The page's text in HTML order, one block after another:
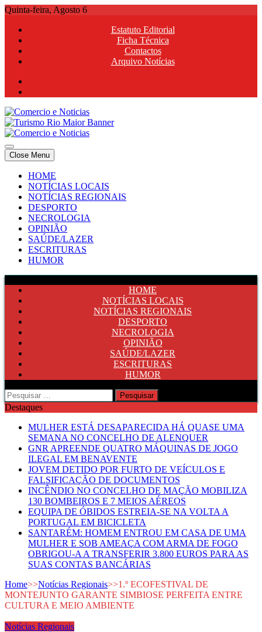
Skip
content
Quinta-feira, Agosto 6
Estatuto Editorial
Ficha Técnica
Contactos
Arquivo Notícias
Comercio e Noticias
Notícias e Publicidade Online
Comercio e Noticias
Notícias e Publicidade Online
Close Menu
HOME
NOTÍCIAS LOCAIS
NOTÍCIAS REGIONAIS
DESPORTO
NECROLOGIA
OPINIÃO
SAÚDE/LAZER
ESCRITURAS
HUMOR
HOME
NOTÍCIAS LOCAIS
NOTÍCIAS REGIONAIS
DESPORTO
NECROLOGIA
OPINIÃO
SAÚDE/LAZER
ESCRITURAS
HUMOR
Pesquisar
por:
Destaques
MULHER ESTÁ DESAPARECIDA HÁ QUASE UMA
SEMANA NO CONCELHO DE ALENQUER
GNR APREENDE QUATRO MÁQUINAS DE JOGO
ILEGAL EM BENAVENTE
JOVEM DETIDO POR FURTO DE VEÍCULOS E
FALSIFICAÇÃO DE DOCUMENTOS
INCÊNDIO NO CONCELHO DE MAÇÃO MOBILIZA
130 BOMBEIROS E 7 MEIOS AÉREOS
EQUIPA DE ÓBIDOS ESTREIA-SE NA VOLTA A
PORTUGAL EM BICICLETA
SANTARÉM: HOMEM ENTROU EM CASA DE UMA
MULHER E SOB AMEAÇA COM ARMA DE FOGO
OBRIGOU-A A TRANSFERIR 3.800 EUROS PARA AS
SUAS CONTAS BANCÁRIAS
Home>>Notícias Regionais>>1.º ECOFESTIVAL DE
MONTEJUNTO GARANTE SIMBIOSE PERFEITA ENTRE
CULTURA E MEIO AMBIENTE
Notícias Regionais